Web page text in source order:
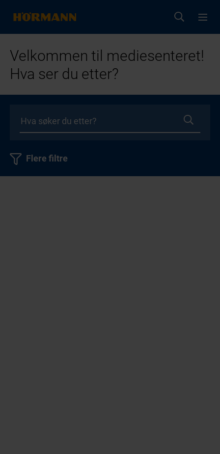
Velkommen til mediesenteret!
Hva ser du etter?
Flere filtre